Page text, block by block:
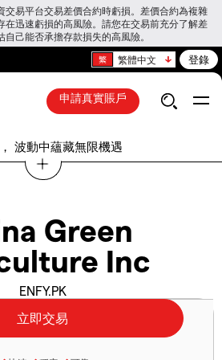
交易平台交易差價合約時虧損。差價合約為複雜
在迅速虧損的高風險。請您在交易前充分了解差
己能否承擔存款損失的高風險。
繁體中文 登錄
申請真實賬戶
波動中蘊藏無限機遇
Green
Inc
ENFY.PK